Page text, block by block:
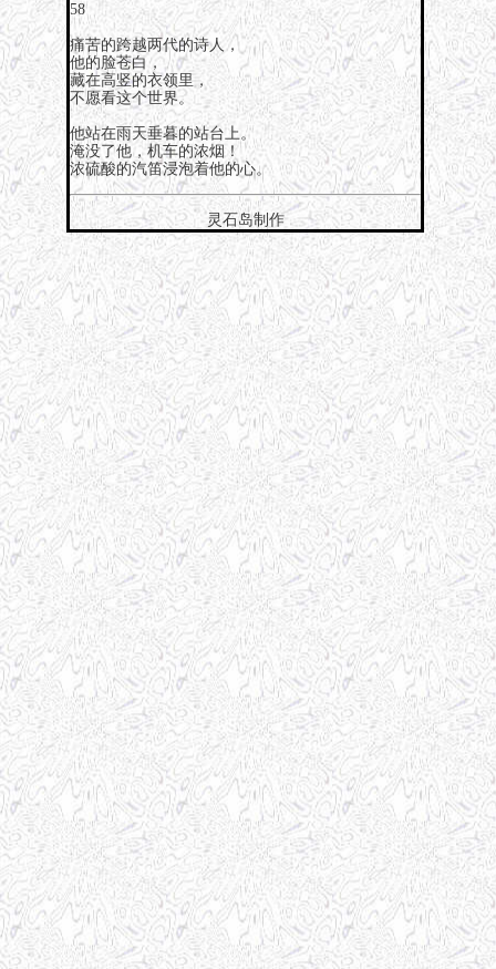
58
痛苦的跨越两代的诗人，
他的脸苍白，
藏在高竖的衣领里，
不愿看这个世界。
他站在雨天垂暮的站台上。
淹没了他，机车的浓烟！
浓硫酸的汽笛浸泡着他的心。
灵石岛制作